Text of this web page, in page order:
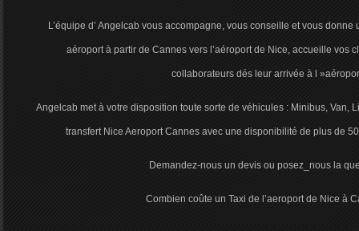
L’équipe d’ Angelcab vous accompagne, vous conseille et vous
aéroport à partir de Cannes vers l’aéroport de Nice, accueille vos
collaborateurs dés leur arrivée à l
Angelcab met à votre disposition toute sorte de véhicules : Minibus, Van,
transfert Nice Aeroport Cannes avec une disponibilité de plus de
Demandez-nous un devis ou posez_nous la
Combien coûte un Taxi de l’aeroport de Nice à